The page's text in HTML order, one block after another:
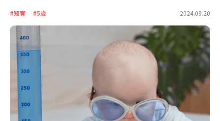
#知育 #5歳 2024.09.20